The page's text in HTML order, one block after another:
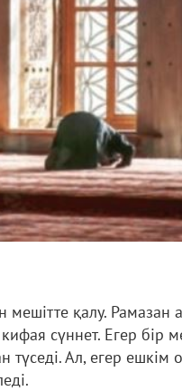
мешітте қалу.
сүннет. Егер бір
Ал, егер